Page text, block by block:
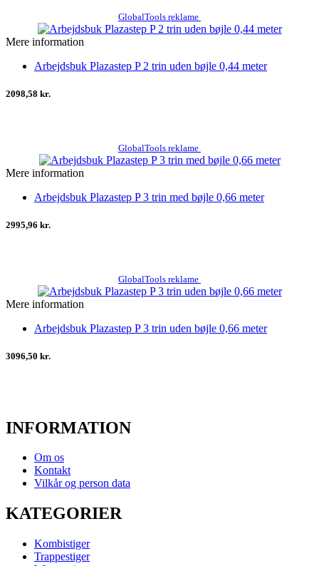
GlobalTools reklame
Mere information
Arbejdsbuk Plazastep P 2 trin uden bøjle 0,44 meter
2098,58 kr.
GlobalTools reklame
Mere information
Arbejdsbuk Plazastep P 3 trin med bøjle 0,66 meter
2995,96 kr.
GlobalTools reklame
Mere information
Arbejdsbuk Plazastep P 3 trin uden bøjle 0,66 meter
3096,50 kr.
INFORMATION
Om os
Kontakt
Vilkår og person data
KATEGORIER
Kombistiger
Trappestiger